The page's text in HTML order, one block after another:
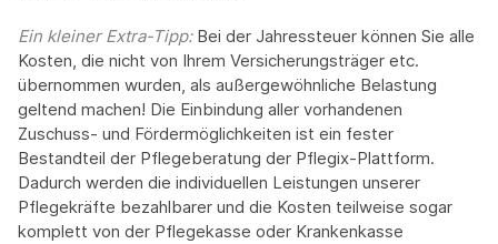
Ein kleiner Extra-Tipp:‍ Bei der Jahressteuer können Sie alle
Kosten, die nicht von Ihrem Versicherungsträger etc.
übernommen wurden, als außergewöhnliche Belastung
geltend machen! Die Einbindung aller vorhandenen
Zuschuss- und Fördermöglichkeiten ist ein fester
Bestandteil der Pflegeberatung der Pflegix-Plattform.
Dadurch werden die individuellen Leistungen unserer
Pflegekräfte bezahlbarer und die Kosten teilweise sogar
komplett von der Pflegekasse oder Krankenkasse